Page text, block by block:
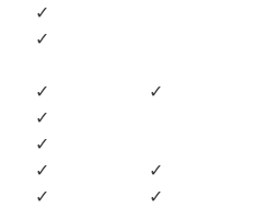
✓
✓
✓
✓
✓
✓
✓
✓
✓
✓